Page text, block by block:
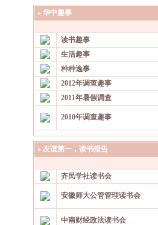
» 华中趣事
读书趣事
生活趣事
种种逸事
2012年调查趣事
2011年暑假调查
2010年调查趣事
» 友谊第一，读书报告
齐民学社读书会
安徽师大公管管理读书会
中南财经政法读书会